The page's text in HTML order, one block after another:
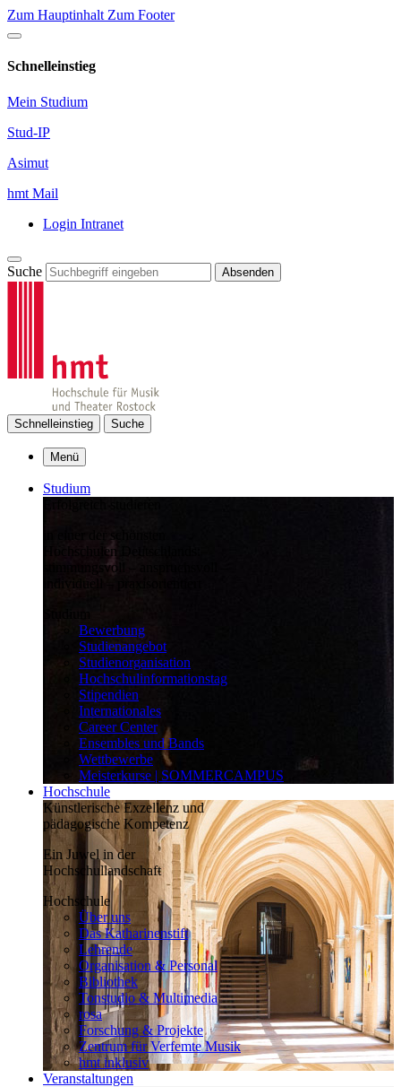
Zum Hauptinhalt Zum Footer
Schnelleinstieg
Mein Studium
Stud-IP
Asimut
hmt Mail
Login Intranet
Suche Absenden
Schnelleinstieg Suche
Menü
Studium
in einer der schönsten
Hochschulen Deutschlands:
stimmungsvoll – anspruchsvoll –
individuell – praxisorientiert
Bewerbung
Studienangebot
Studienorganisation
Hochschulinformationstag
Stipendien
Internationales
Career Center
Ensembles und Bands
Wettbewerbe
Meisterkurse | SOMMERCAMPUS
Hochschule
Künstlerische Exzellenz und
pädagogische Kompetenz
Ein Juwel in der
Hochschullandschaft
Hochschule
Über uns
Das Katharinenstift
Lehrende
Organisation & Personal
Bibliothek
Tonstudio & Multimedia
rosa
Forschung & Projekte
Zentrum für Verfemte Musik
hmt inklusiv
Veranstaltungen